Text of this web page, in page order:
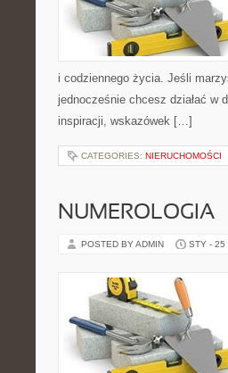
i codziennego życia. Jeśli
jednocześnie chcesz działać w
inspiracji, wskazówek […]
CATEGORIES: NIERUCHOMOŚCI
NUMEROLOGIA
POSTED BY ADMIN STY - 25